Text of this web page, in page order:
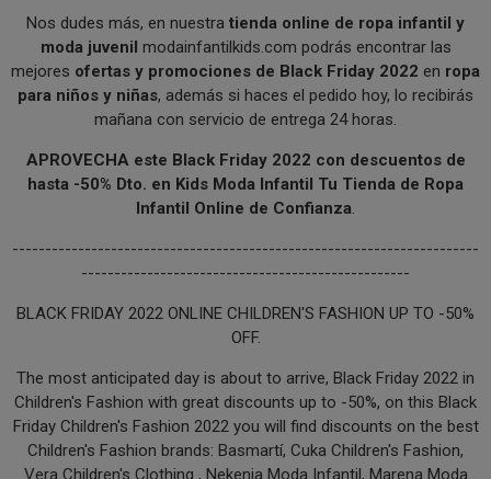
Nos dudes más, en nuestra tienda online de ropa infantil y
moda juvenil modainfantilkids.com podrás encontrar las
mejores ofertas y promociones de Black Friday 2022 en ropa
para niños y niñas, además si haces el pedido hoy, lo recibirás
mañana con servicio de entrega 24 horas.
APROVECHA este Black Friday 2022 con descuentos de
hasta -50% Dto. en Kids Moda Infantil Tu Tienda de Ropa
Infantil Online de Confianza.
-----------------------------------------------------------------------
--------------------------------------------------
BLACK FRIDAY 2022 ONLINE CHILDREN'S FASHION UP TO -50%
OFF.
The most anticipated day is about to arrive, Black Friday 2022 in
Children's Fashion with great discounts up to -50%, on this Black
Friday Children's Fashion 2022 you will find discounts on the best
Children's Fashion brands: Basmartí, Cuka Children's Fashion,
Vera Children's Clothing , Nekenia Moda Infantil, Marena Moda